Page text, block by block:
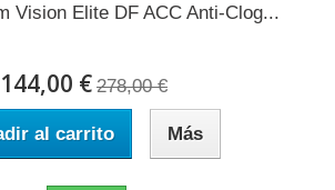
Vision Elite DF ACC Anti-Clog...
144,00 € 278,00 €
al carrito Más